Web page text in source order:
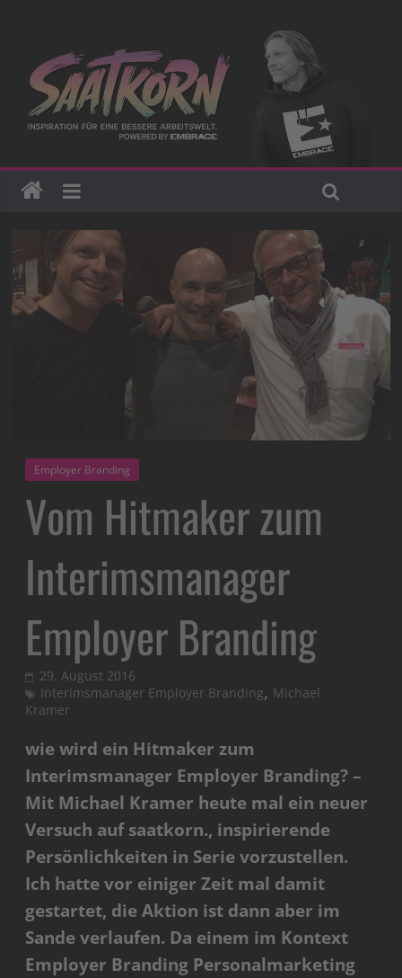
Employer Branding
Vom Hitmaker zum
Interimsmanager
Employer Branding
29. August 2016
Interimsmanager Employer Branding, Michael
Kramer
wie wird ein Hitmaker zum
Interimsmanager Employer Branding? –
Mit Michael Kramer heute mal ein neuer
Versuch auf saatkorn., inspirierende
Persönlichkeiten in Serie vorzustellen.
Ich hatte vor einiger Zeit mal damit
gestartet, die Aktion ist dann aber im
Sande verlaufen. Da einem im Kontext
Employer Branding Personalmarketing